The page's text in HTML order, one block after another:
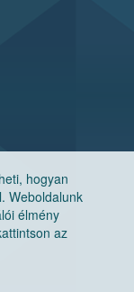
hogyan
Weboldalunk
élmény
az